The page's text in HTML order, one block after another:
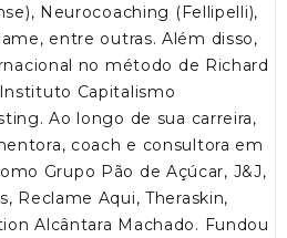
Neurocoaching (Fellipelli),
entre outras. Além disso,
no método de Richard
Capitalismo
Ao longo de sua carreira,
coach e consultora em
Grupo Pão de Açúcar, J&J,
Reclame Aqui, Theraskin,
Alcântara Machado. Fundou